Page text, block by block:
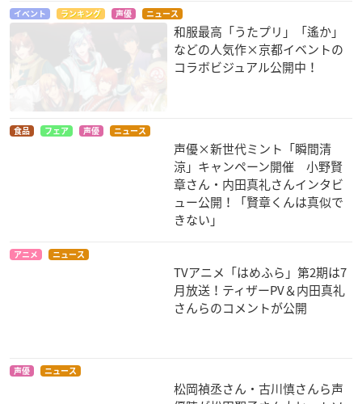
俺、ツインテールに
なります。
トゥアール
なりヒロwww アオハライド
小海はるか
ミイ
イベント ランキング 声優 ニュース
和服最高「うたプリ」「遙か」
などの人気作×京都イベントの
コラボビジュアル公開中！
食品 フェア 声優 ニュース
声優×新世代ミント「瞬間清
涼」キャンペーン開催 小野賢
章さん・内田真礼さんインタビ
ュー公開！「賢章くんは真似で
きない」
アニメ ニュース
TVアニメ「はめふら」第2期は7
月放送！ティザーPV＆内田真礼
さんらのコメントが公開
声優 ニュース
松岡禎丞さん・古川慎さんら声